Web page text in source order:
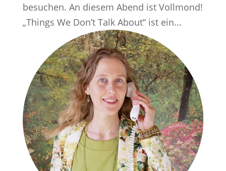
besuchen. An diesem Abend ist Vollmond!
„Things We Don’t Talk About“ ist ein...